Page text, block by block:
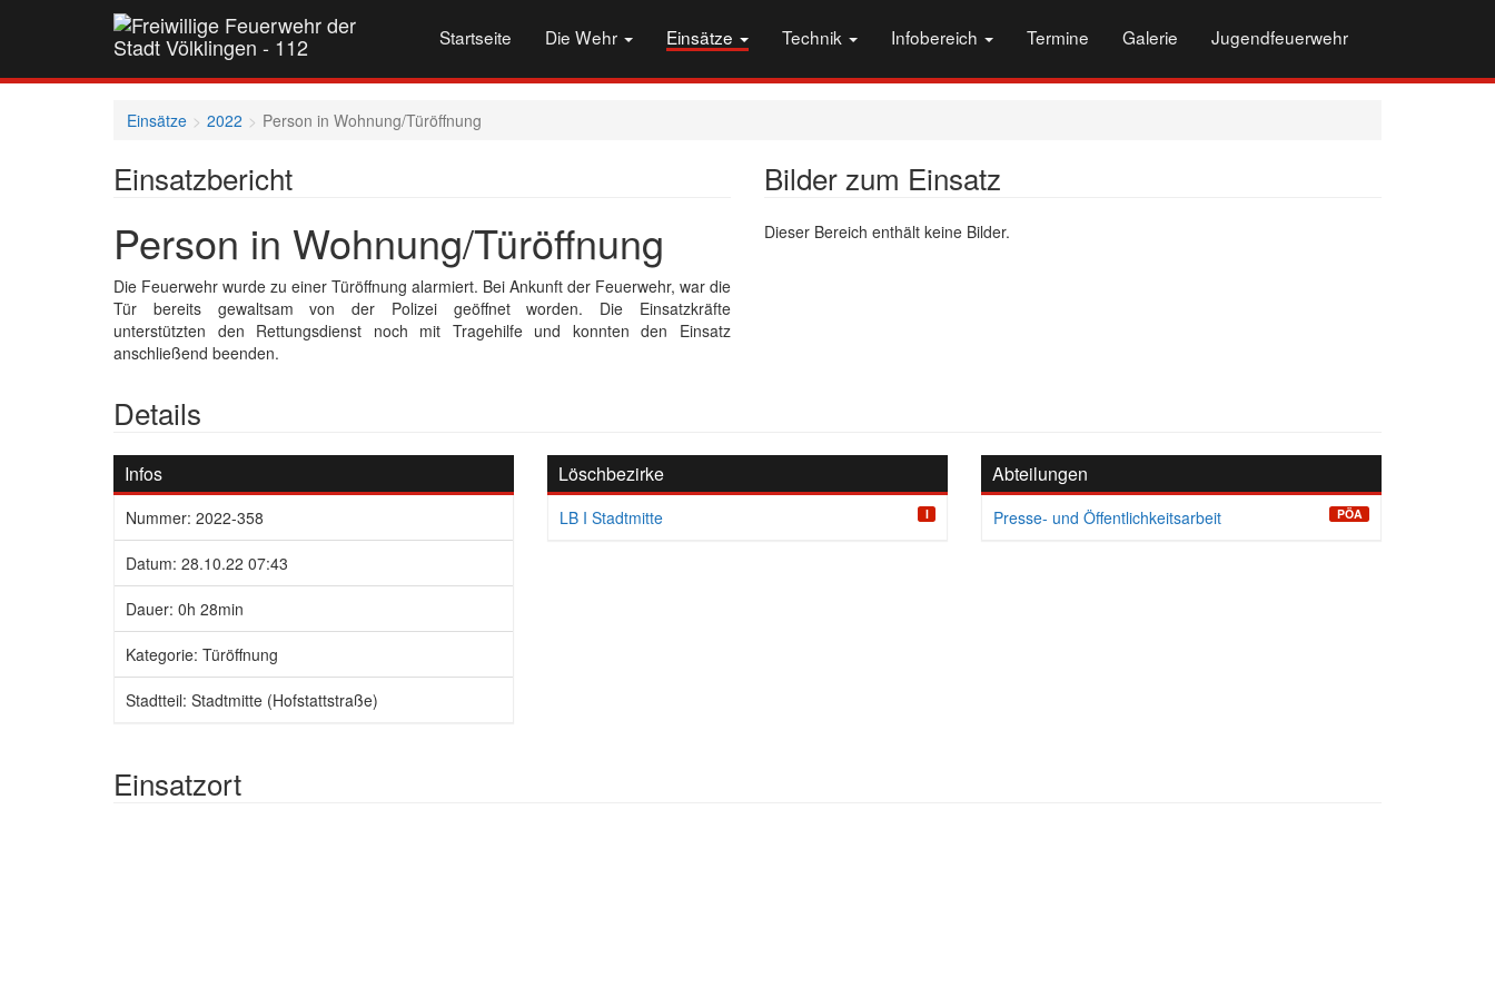
Startseite Die Wehr Einsätze Technik Infobereich Termine Galerie Jugendfeuerwehr
Einsätze 2022 Person in Wohnung/Türöffnung
Einsatzbericht
Person in Wohnung/Türöffnung
Die Feuerwehr wurde zu einer Türöffnung alarmiert. Bei Ankunft der Feuerwehr, war die
Tür bereits gewaltsam von der Polizei geöffnet worden. Die Einsatzkräfte
unterstützten den Rettungsdienst noch mit Tragehilfe und konnten den Einsatz
anschließend beenden.
Bilder zum Einsatz
Dieser Bereich enthält keine Bilder.
Details
Infos
Nummer: 2022-358
Datum: 28.10.22 07:43
Dauer: 0h 28min
Kategorie: Türöffnung
Stadtteil: Stadtmitte (Hofstattstraße)
Löschbezirke
LB I Stadtmitte I
Abteilungen
Presse- und Öffentlichkeitsarbeit PÖA
Einsatzort